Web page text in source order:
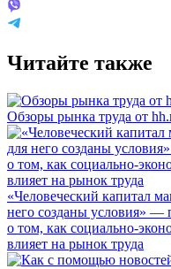
Читайте также
Обзоры рынка труда от
«Человеческий капитал
него созданы условия» —
о том, как социально-
влияет на рынок труда